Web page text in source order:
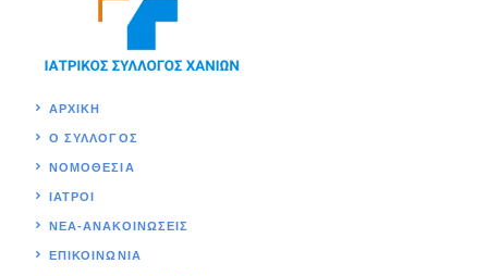
ΑΡΧΙΚΉ
Ο ΣΥΛΛΟΓΟΣ
ΝΟΜΟΘΕΣΊΑ
ΙΑΤΡΟΙ
ΝΕΑ-ΑΝΑΚΟΙΝΩΣΕΙΣ
ΕΠΙΚΟΙΝΩΝΊΑ